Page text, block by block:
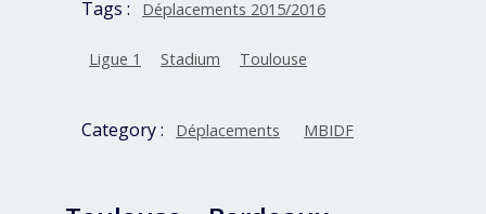
Tags : Déplacements 2015/2016
Ligue 1 Stadium Toulouse
Category : Déplacements MBIDF